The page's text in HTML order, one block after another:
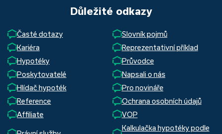
Důležité odkazy
Časté dotazy
Slovník pojmů
Kariéra
Reprezentativní příklad
Hypotéky
Průvodce
Poskytovatelé
Napsali o nás
Hlídač hypoték
Pro novináře
Reference
Ochrana osobních údajů
Affiliate
VOP
Kalkulačka hypotéky podle